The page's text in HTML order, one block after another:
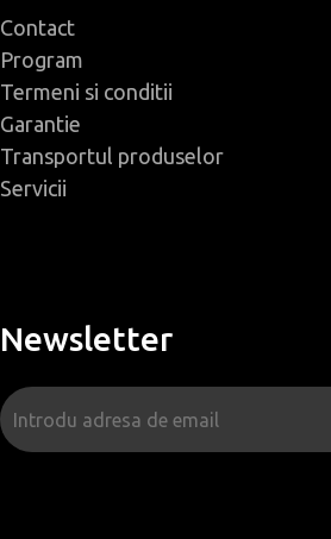
Contact
Program
Termeni si conditii
Garantie
Transportul produselor
Servicii
Newsletter